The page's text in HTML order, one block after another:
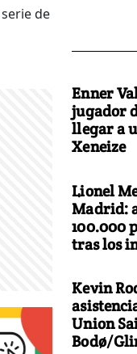
de
Enner
jugador
llegar a
Xeneize
Lionel
Madrid:
100.000
tras los
Kevin
Union
Bodø/